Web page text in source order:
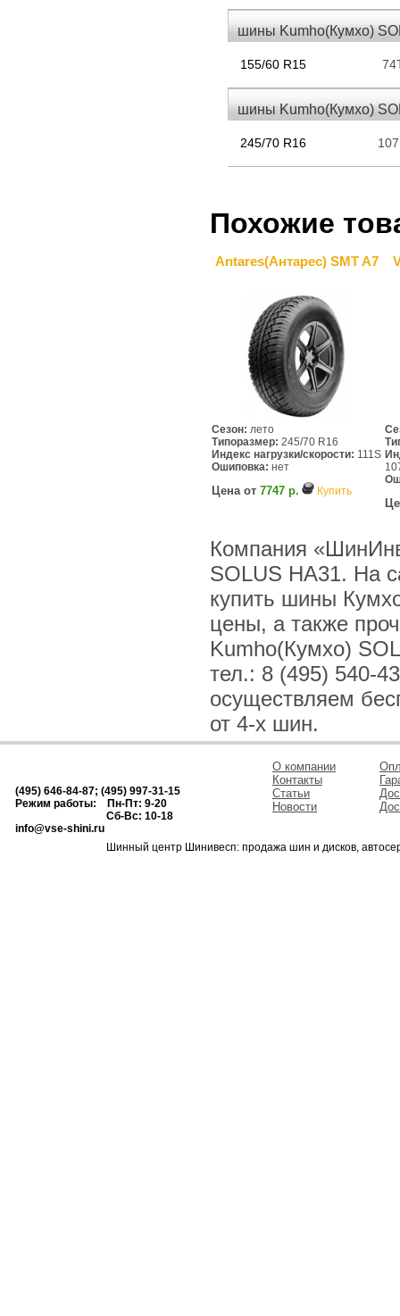
шины Kumho(Кумхо)
155/60 R15
шины Kumho(Кумхо)
245/70 R16
Похожие
Antares(Антарес) SMT A7
Сезон: лето
Типоразмер: 245/70 R16
Индекс нагрузки/скорости: 111S
Ошиповка: нет
Цена от 7747 р. Купить
Компания
SOLUS HA31. На
купить шины
цены, а также
Kumho(Кумхо)
тел.: 8 (495) 540-
осуществляем
от 4-х шин.
(495) 646-84-87; (495) 997-31-15
Режим работы: Пн-Пт: 9-20
Сб-Вс: 10-18
info@vse-shini.ru
О компании
Контакты
Статьи
Новости
Шинный центр Шинивесп: продажа шин и дисков,